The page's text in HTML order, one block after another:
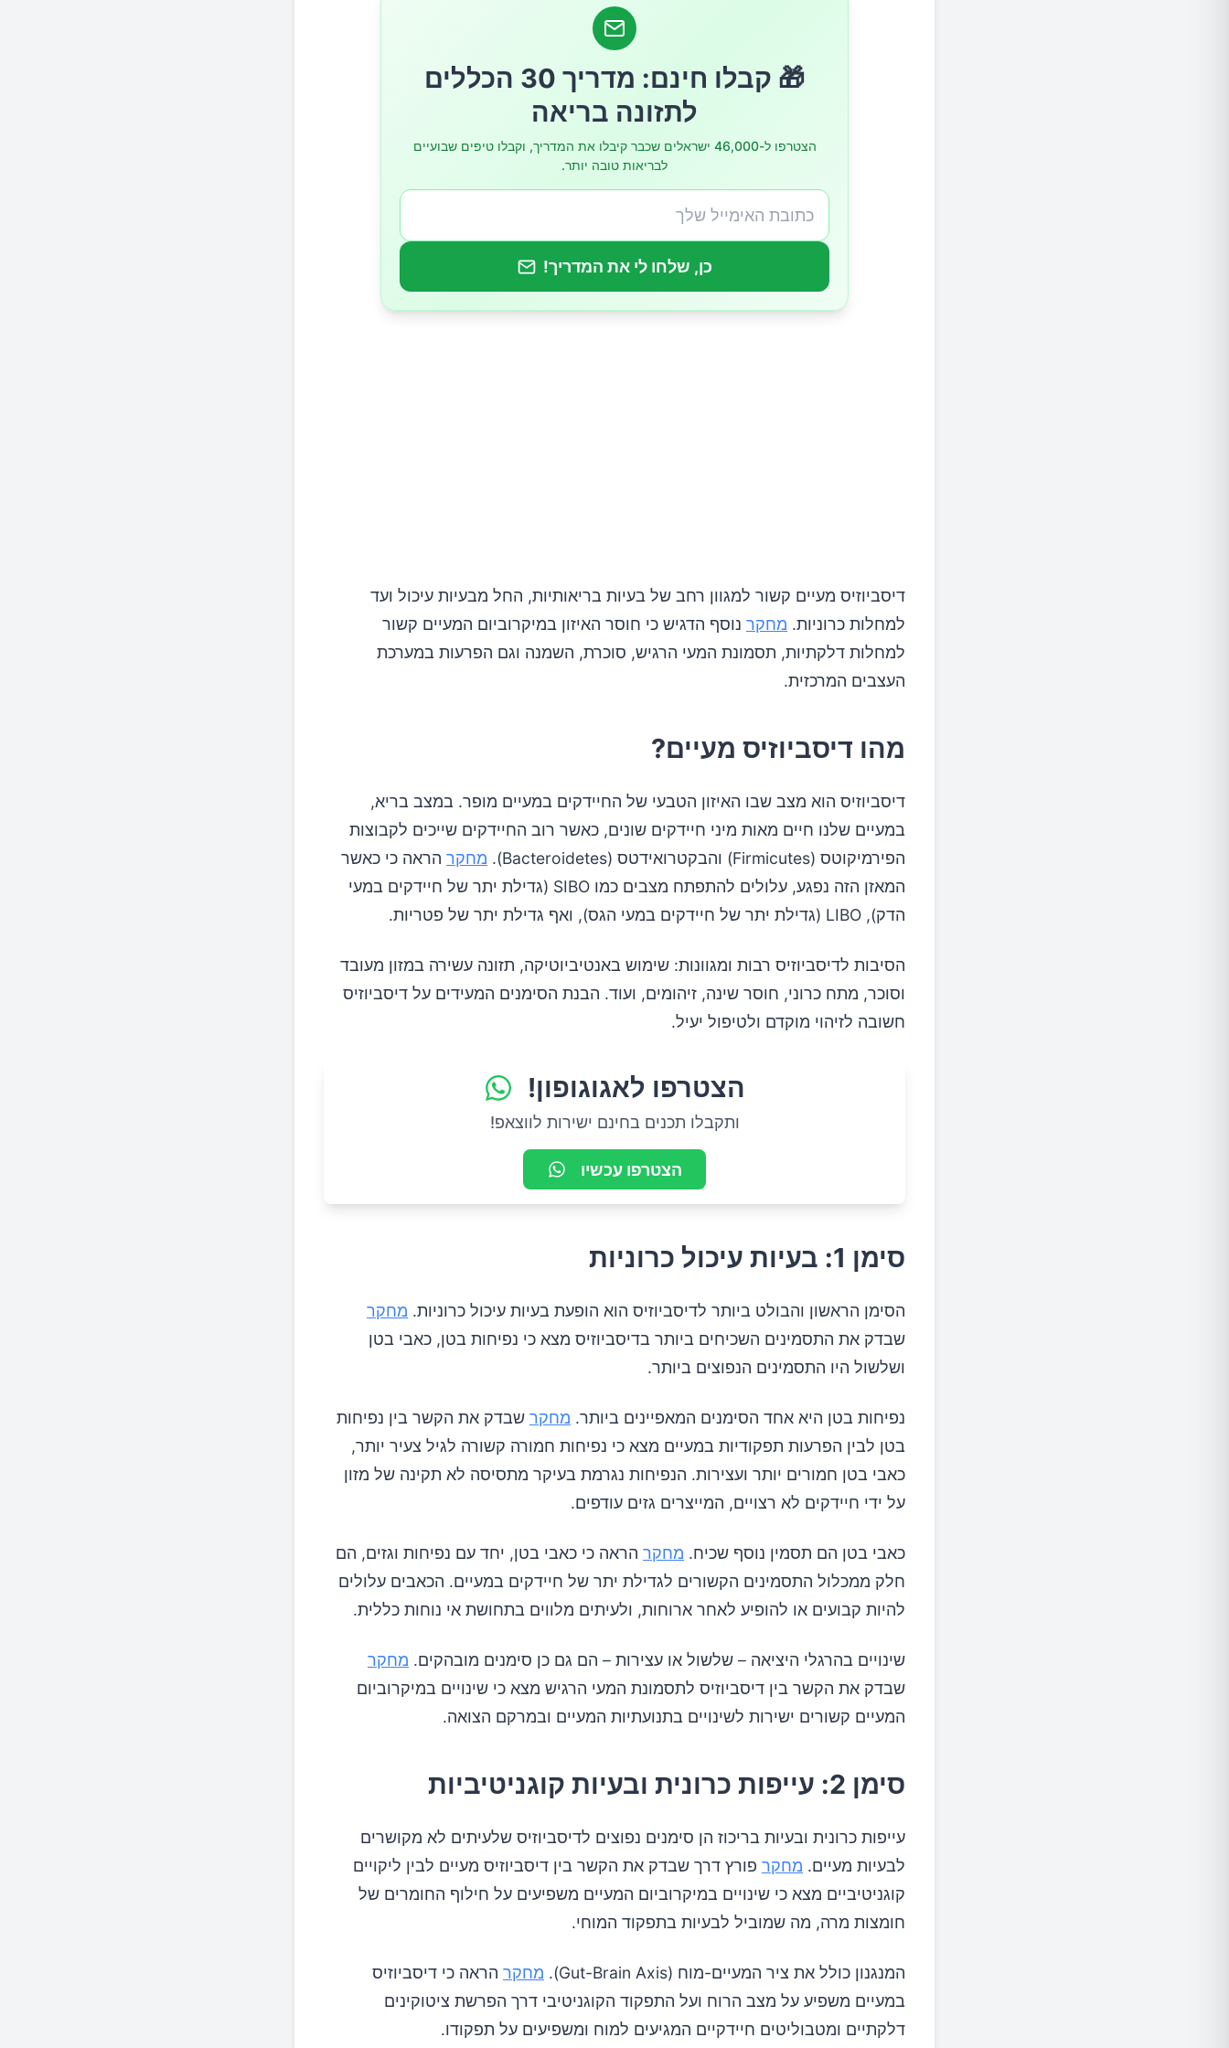
הפתרון: שיקום מיקרוביום המעיים
🎁 קבלו חינם: מדריך 30 הכללים
לתזונה בריאה
הצטרפו ל-46,000 ישראלים שכבר קיבלו את המדריך, וקבלו טיפים שבועיים
לבריאות טובה יותר.
כן, שלחו לי את המדריך!
דיסביוזיס מעיים קשור למגוון רחב של בעיות בריאותיות, החל מבעיות עיכול ועד
למחלות כרוניות. מחקר נוסף הדגיש כי חוסר האיזון במיקרוביום המעיים קשור
למחלות דלקתיות, תסמונת המעי הרגיש, סוכרת, השמנה וגם הפרעות במערכת
העצבים המרכזית.
מהו דיסביוזיס מעיים?
דיסביוזיס הוא מצב שבו האיזון הטבעי של החיידקים במעיים מופר. במצב בריא,
במעיים שלנו חיים מאות מיני חיידקים שונים, כאשר רוב החיידקים שייכים לקבוצות
הפירמיקוטס (Firmicutes) והבקטרואידטס (Bacteroidetes).
מחקר הראה כי כאשר
המאזן הזה נפגע, עלולים להתפתח מצבים כמו SIBO (גדילת יתר של חיידקים במעי
הדק), LIBO (גדילת יתר של חיידקים במעי הגס), ואף גדילת יתר של פטריות.
הסיבות לדיסביוזיס רבות ומגוונות: שימוש באנטיביוטיקה, תזונה עשירה במזון מעובד
וסוכר, מתח כרוני, חוסר שינה, זיהומים, ועוד. הבנת הסימנים המעידים על דיסביוזיס
חשובה לזיהוי מוקדם ולטיפול יעיל.
הצטרפו לאגוגופון!
ותקבלו תכנים בחינם ישירות לווצאפ!
הצטרפו עכשיו
סימן 1: בעיות עיכול כרוניות
הסימן הראשון והבולט ביותר לדיסביוזיס הוא הופעת בעיות עיכול כרוניות. מחקר
שבדק את התסמינים השכיחים ביותר בדיסביוזיס מצא כי נפיחות בטן, כאבי בטן
ושלשול היו התסמינים הנפוצים ביותר.
נפיחות בטן היא אחד הסימנים המאפיינים ביותר. מחקר שבדק את הקשר בין נפיחות
בטן לבין הפרעות תפקודיות במעיים מצא כי נפיחות חמורה קשורה לגיל צעיר יותר,
כאבי בטן חמורים יותר ועצירות. הנפיחות נגרמת בעיקר מתסיסה לא תקינה של מזון
על ידי חיידקים לא רצויים, המייצרים גזים עודפים.
כאבי בטן הם תסמין נוסף שכיח. מחקר הראה כי כאבי בטן, יחד עם נפיחות וגזים, הם
חלק ממכלול התסמינים הקשורים לגדילת יתר של חיידקים במעיים. הכאבים עלולים
להיות קבועים או להופיע לאחר ארוחות, ולעיתים מלווים בתחושת אי נוחות כללית.
שינויים בהרגלי היציאה – שלשול או עצירות – הם גם כן סימנים מובהקים. מחקר
שבדק את הקשר בין דיסביוזיס לתסמונת המעי הרגיש מצא כי שינויים במיקרוביום
המעיים קשורים ישירות לשינויים בתנועתיות המעיים ובמרקם הצואה.
סימן 2: עייפות כרונית ובעיות קוגניטיביות
עייפות כרונית ובעיות בריכוז הן סימנים נפוצים לדיסביוזיס שלעיתים לא מקושרים
לבעיות מעיים. מחקר פורץ דרך שבדק את הקשר בין דיסביוזיס מעיים לבין ליקויים
קוגניטיביים מצא כי שינויים במיקרוביום המעיים משפיעים על חילוף החומרים של
חומצות מרה, מה שמוביל לבעיות בתפקוד המוחי.
המנגנון כולל את ציר המעיים-מוח (Gut-Brain Axis). מחקר הראה כי דיסביוזיס
במעיים משפיע על מצב הרוח ועל התפקוד הקוגניטיבי דרך הפרשת ציטוקינים
דלקתיים ומטבוליטים חיידקיים המגיעים למוח ומשפיעים על תפקודו.